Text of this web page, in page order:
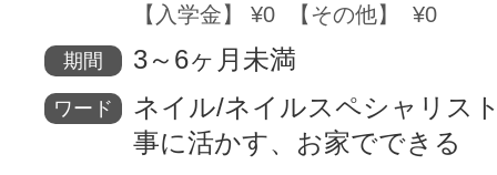
サイトマッ
【入学金】 ¥0 【その他】 ¥0
期間 3～6ヶ月未満
ワード
ネイル/ネイルスペシャリス
事に活かす、お家でできる